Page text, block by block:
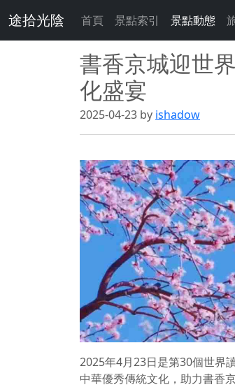
途拾光陰 首頁 景點索引 景點動態
書香京城迎世
化盛宴
2025-04-23 by ishadow
2025年4月23日是第30個世界
中華優秀傳統文化，助力書香京